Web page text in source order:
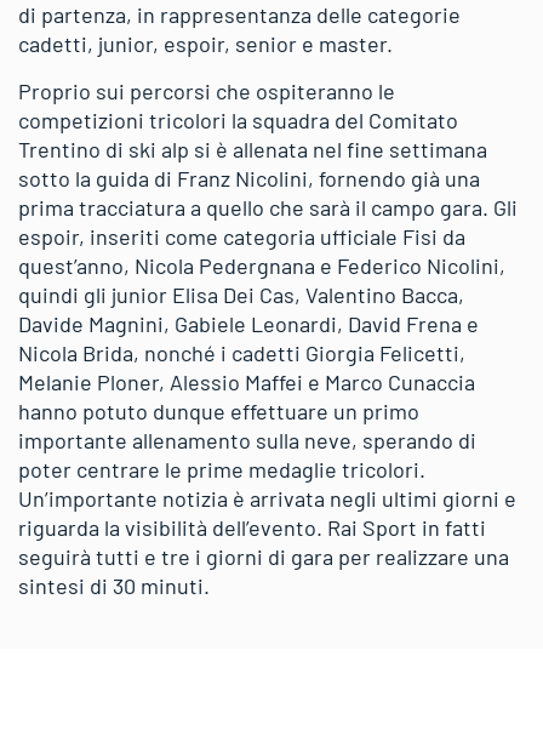
di partenza, in rappresentanza delle categorie
cadetti, junior, espoir, senior e master.
Proprio sui percorsi che ospiteranno le
competizioni tricolori la squadra del Comitato
Trentino di ski alp si è allenata nel fine settimana
sotto la guida di Franz Nicolini, fornendo già una
prima tracciatura a quello che sarà il campo gara. Gli
espoir, inseriti come categoria ufficiale Fisi da
quest’anno, Nicola Pedergnana e Federico Nicolini,
quindi gli junior Elisa Dei Cas, Valentino Bacca,
Davide Magnini, Gabiele Leonardi, David Frena e
Nicola Brida, nonché i cadetti Giorgia Felicetti,
Melanie Ploner, Alessio Maffei e Marco Cunaccia
hanno potuto dunque effettuare un primo
importante allenamento sulla neve, sperando di
poter centrare le prime medaglie tricolori.
Un’importante notizia è arrivata negli ultimi giorni e
riguarda la visibilità dell’evento. Rai Sport in fatti
seguirà tutti e tre i giorni di gara per realizzare una
sintesi di 30 minuti.